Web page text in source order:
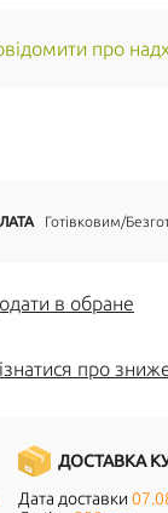
про
Готівковим/
в обране
про
ДОСТАВКА
Дата доставки